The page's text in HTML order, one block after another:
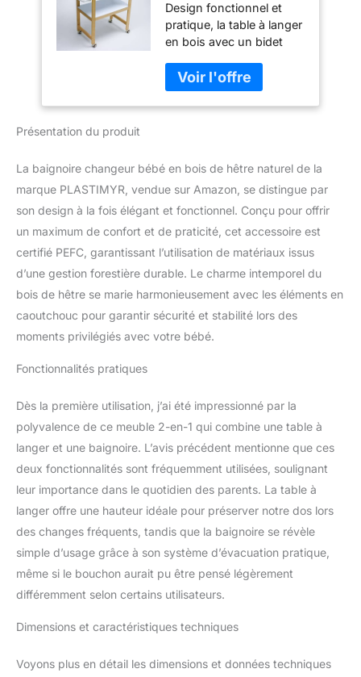
fonctionnel avec
roues | Tapis Tipys
blanc | Étagère en
PVC et paniers en
plastique |
Comprend un tuyau
de vidange, Tgw
Design fonctionnel et
pratique, la table à langer
en bois avec un bidet
ses roues, ce qui permet
de le déplacer facilement.
Idéal pour la maison,
imprimée, ce matelas à
langer comprend un
tapis blanc au design
attrayant. Idéal pour les
bains de bébé, ajoute du
décorative à l'espace
Table à langer portable
avec rangement efficace
; dispose d'un seau
bain organisés avec les
paniers en plastique
fournis Produit durable ;
fabriqué en Espagne,
utilise du bois issu de
forêts durables avec
certificat PEFC. Mesurant
80 x 48,5 x 100 cm, il
combine responsabilité
environnementale et
design pratique Tuyau de
vidange inclus ; facilite la
ce qui rend le bain pour
plus confortable. Ce
Présentation du produit
La baignoire changeur bébé en bois de hêtre naturel de la
marque PLASTIMYR, vendue sur Amazon, se distingue par
son design à la fois élégant et fonctionnel. Conçu pour offrir
un maximum de confort et de praticité, cet accessoire est
certifié PEFC, garantissant l’utilisation de matériaux issus
d’une gestion forestière durable. Le charme intemporel du
bois de hêtre se marie harmonieusement avec les éléments en
caoutchouc pour garantir sécurité et stabilité lors des
moments privilégiés avec votre bébé.
Fonctionnalités pratiques
Dès la première utilisation, j’ai été impressionné par la
polyvalence de ce meuble 2-en-1 qui combine une table à
langer et une baignoire. L’avis précédent mentionne que ces
deux fonctionnalités sont fréquemment utilisées, soulignant
leur importance dans le quotidien des parents. La table à
langer offre une hauteur idéale pour préserver notre dos lors
des changes fréquents, tandis que la baignoire se révèle
simple d’usage grâce à son système d’évacuation pratique,
même si le bouchon aurait pu être pensé légèrement
différemment selon certains utilisateurs.
Dimensions et caractéristiques techniques
Voyons plus en détail les dimensions et données techniques